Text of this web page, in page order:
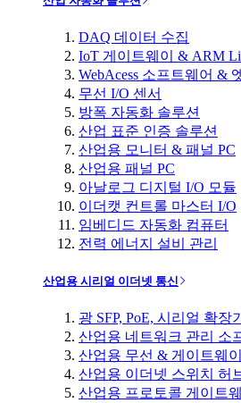
DAQ 데이터 수집
IoT 게이트웨이 & ARM
WebAcess 소프트웨어 &
무선 I/O 센서
방폭 자동화 솔루션
산업 표준 인증 솔루션
산업용 모니터 & 패널 PC
산업용 패널 PC
아날로그 디지털 I/O 모듈
이더캣 컨트롤 마스터 I/O
임베디드 자동화 컴퓨터
전력 에너지 설비 관리
산업용 시리얼 이더넷 통신
광 SFP, PoE, 시리얼 확장
산업용 네트워크 관리 소
산업용 무선 & 게이트웨이
산업용 이더넷 스위치 허
산업용 프로토콜 게이트웨